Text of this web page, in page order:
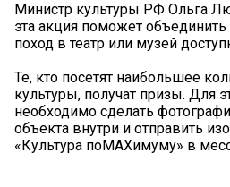
Министр культуры РФ Ольга
эта акция поможет объединить
поход в театр или музей
Те, кто посетят наибольшее
культуры, получат призы. Для
необходимо сделать
объекта внутри и отправить
«Культура поMAXимуму» в